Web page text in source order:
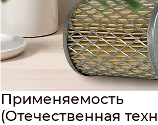
Применяемость
(Отечественная